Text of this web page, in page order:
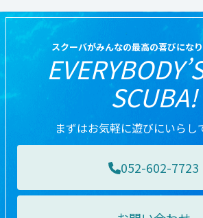
スクーバがみんなの最高の喜びにな
SCUBA!
まずはお気軽に遊びにいらし
052-602-7723